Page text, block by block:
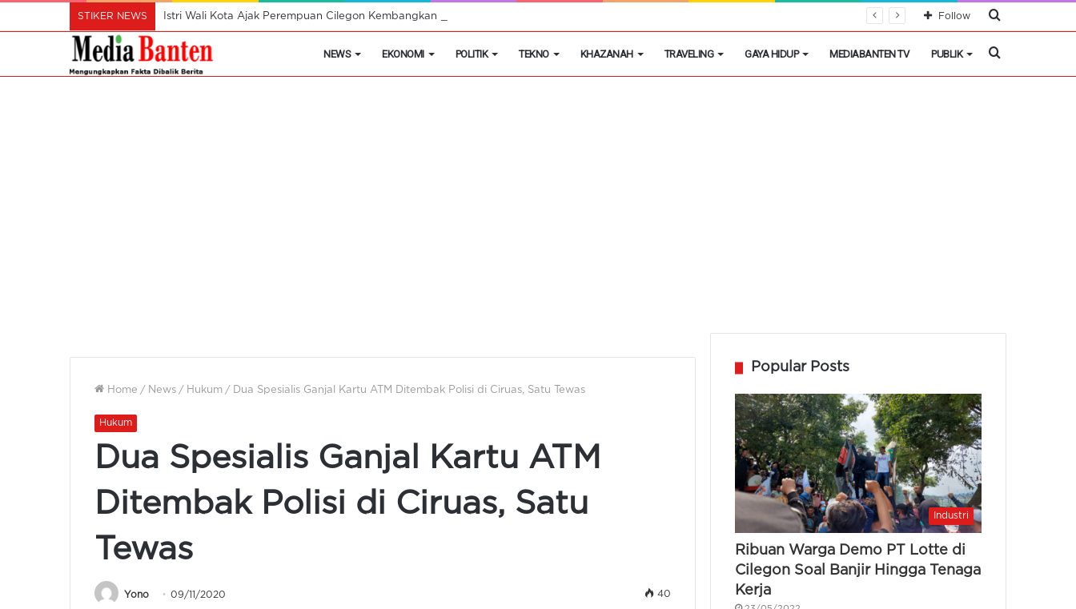
STIKER NEWS Istri Wali Kota Ajak Perempuan Cilegon Kembangkan Hobi Sebagai Peluang Usaha Cari
Follow
NEWS EKONOMI POLITIK TEKNO KHAZANAH TRAVELING GAYA HIDUP MEDIABANTEN TV PUBLIK Cari
Home / News / Hukum / Dua Spesialis Ganjal Kartu ATM Ditembak Polisi di Ciruas, Satu Tewas
Hukum
Dua Spesialis Ganjal Kartu ATM
Ditembak Polisi di Ciruas, Satu
Tewas
Yono 09/11/2020 40
Popular Posts
Industri
Ribuan Warga Demo PT Lotte di
Cilegon Soal Banjir Hingga Tenaga
Kerja